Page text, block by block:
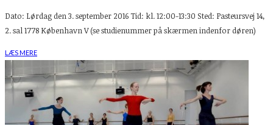
Dato: Lørdag den 3. september 2016 Tid: kl. 12:00-13:30 Sted: Pasteursvej 14,
2. sal 1778 København V (se studienummer på skærmen indenfor døren)
LÆS MERE